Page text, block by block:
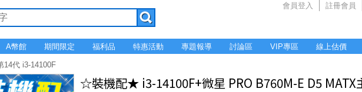
會員登入 註冊會員
A幣館 期間限定 福利品 特惠活動 專題報導 討論區 VIP專區 線上估價
14代 i3-14100F
☆裝機配★ i3-14100F+微星 PRO B760M-E D5 MATX